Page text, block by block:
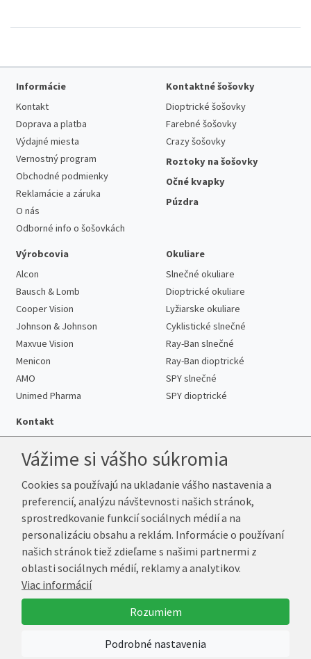
Informácie
Kontakt
Doprava a platba
Výdajné miesta
Vernostný program
Obchodné podmienky
Reklamácie a záruka
O nás
Odborné info o šošovkách
Kontaktné šošovky
Dioptrické šošovky
Farebné šošovky
Crazy šošovky
Roztoky na šošovky
Očné kvapky
Púzdra
Výrobcovia
Alcon
Bausch & Lomb
Cooper Vision
Johnson & Johnson
Maxvue Vision
Menicon
AMO
Unimed Pharma
Okuliare
Slnečné okuliare
Dioptrické okuliare
Lyžiarske okuliare
Cyklistické slnečné
Ray-Ban slnečné
Ray-Ban dioptrické
SPY slnečné
SPY dioptrické
Kontakt
Telefón:+421 222 205 863
E-mail:info@k-sosovky.sk
Reklamačná adresa
Andrea Votavová
Revoluční 1017
290 01 Poděbrady
Česká republika
VytvorilMarek Kebza
Vážime si vášho súkromia
Cookies sa používajú na ukladanie vášho nastavenia a
preferencií, analýzu návštevnosti našich stránok,
sprostredkovanie funkcií sociálnych médií a na
personalizáciu obsahu a reklám. Informácie o používaní
našich stránok tiež zdieľame s našimi partnermi z
oblasti sociálnych médií, reklamy a analytikov.
Viac informácií
Rozumiem
Podrobné nastavenia